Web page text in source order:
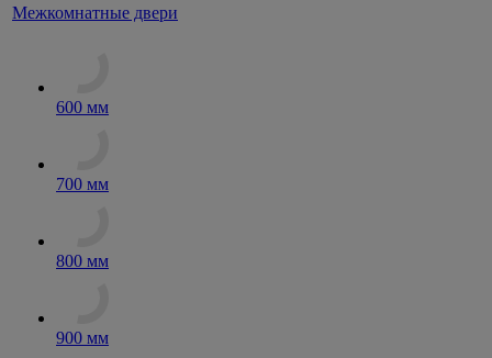
Межкомнатные двери
600 мм
700 мм
800 мм
900 мм